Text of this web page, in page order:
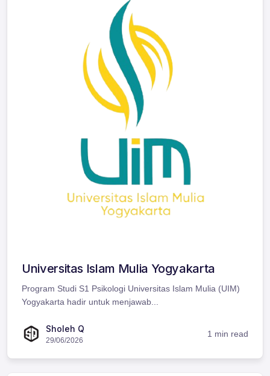
Universitas Islam Mulia Yogyakarta
Program Studi S1 Psikologi Universitas Islam Mulia (UIM)
Yogyakarta hadir untuk menjawab...
Sholeh Q
29/06/2026
1 min read